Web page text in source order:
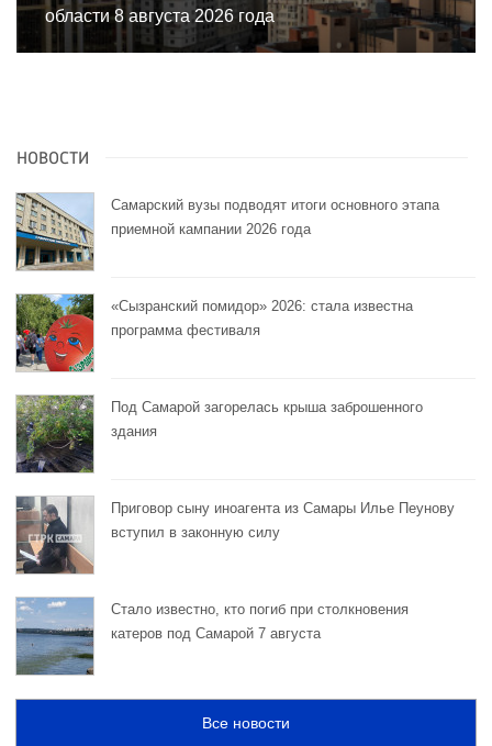
области 8 августа 2026 года
НОВОСТИ
Самарский вузы подводят итоги основного этапа
приемной кампании 2026 года
«Сызранский помидор» 2026: стала известна
программа фестиваля
Под Самарой загорелась крыша заброшенного
здания
Приговор сыну иноагента из Самары Илье Пеунову
вступил в законную силу
Стало известно, кто погиб при столкновения
катеров под Самарой 7 августа
Все новости